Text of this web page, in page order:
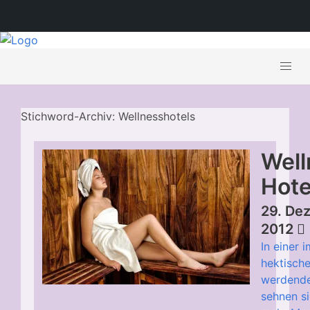
Stichword-Archiv: Wellnesshotels
29.
2012
In einer
sehnen